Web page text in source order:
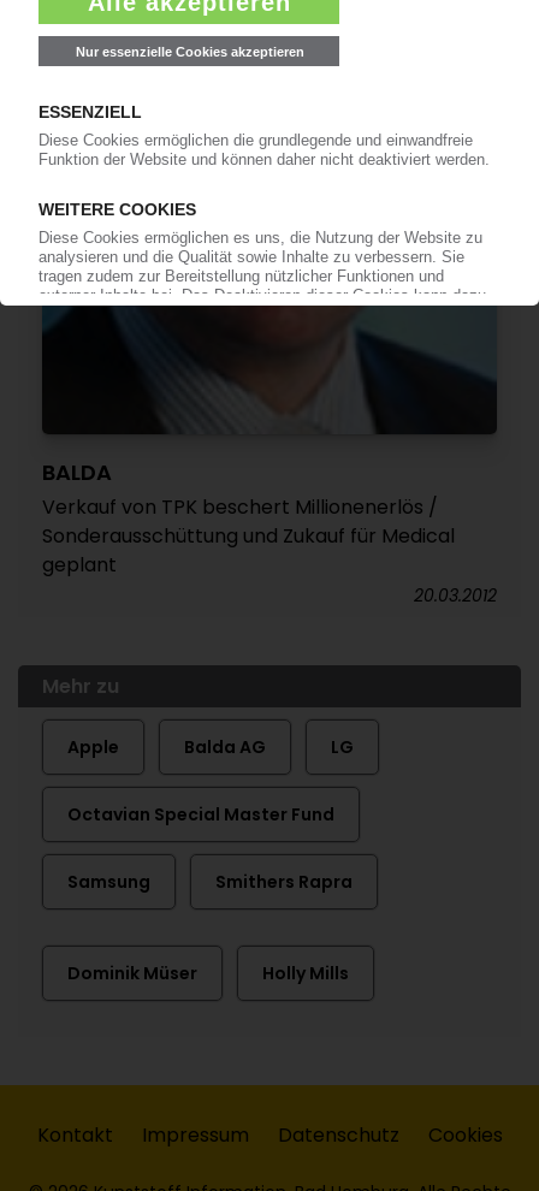
BALDA
Verkauf von TPK beschert Millionenerlös /
Sonderausschüttung und Zukauf für Medical
geplant
20.03.2012
Mehr zu
Apple Balda AG LG
Octavian Special Master Fund
Samsung Smithers Rapra
Dominik Müser Holly Mills
Kontakt Impressum Datenschutz Cookies